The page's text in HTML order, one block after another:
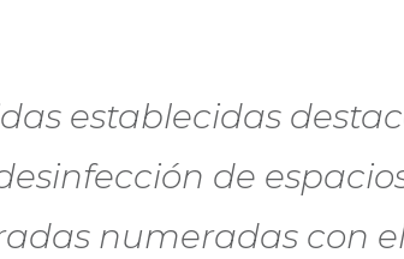
establecidas
de
numeradas con